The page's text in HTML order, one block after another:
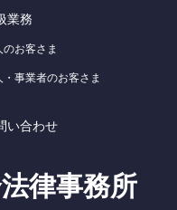
業務
のお客さま
・事業者のお客さま
い合わせ
律事務所